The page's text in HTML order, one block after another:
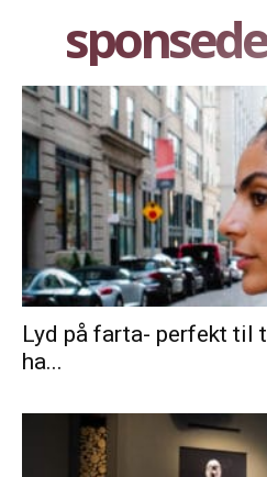
Lyd på farta- perfekt til
ha...